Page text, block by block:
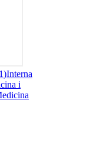
1)Interna
i